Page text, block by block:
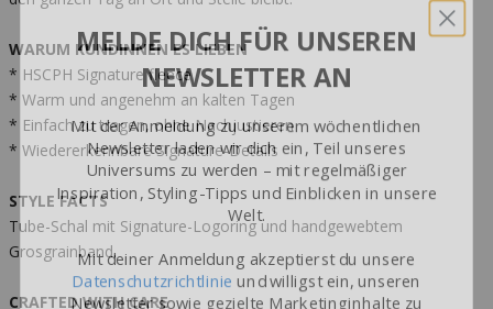
WARUM KUNDINNEN ES LIEBEN
* HSCPH Signature fleece
* Warm und angenehm an kalten Tagen
* Einfach zu tragen, ohne Nachjustieren
* Wiedererkennbare Signature-Details
STYLE FACTS
Tube-Schal mit Signature-Logoring und handgewebtem
Grosgrainband.
CRAFTED WITH CARE
MELDE DICH FÜR UNSEREN
NEWSLETTER AN
Mit der Anmeldung zu unserem wöchentlichen
Newsletter laden wir dich ein, Teil unseres
Universums zu werden – mit regelmäßiger
Inspiration, Styling-Tipps und Einblicken in unsere
Welt.
Mit deiner Anmeldung akzeptierst du unsere
Datenschutzrichtlinieund willigst ein, unseren
Newsletter sowie gezielte Marketinginhalte zu
erhalten. Deine Einwilligung kannst du jederzeit